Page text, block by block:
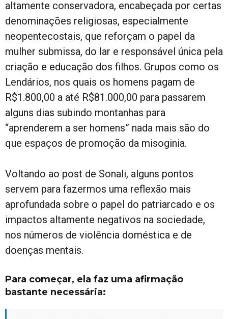
altamente conservadora, encabeçada por certas
denominações religiosas, especialmente
neopentecostais, que reforçam o papel da
mulher submissa, do lar e responsável única pela
criação e educação dos filhos. Grupos como os
Lendários, nos quais os homens pagam de
R$1.800,00 a até R$81.000,00 para passarem
alguns dias subindo montanhas para
“aprenderem a ser homens” nada mais são do
que espaços de promoção da misoginia.
Voltando ao post de Sonali, alguns pontos
servem para fazermos uma reflexão mais
aprofundada sobre o papel do patriarcado e os
impactos altamente negativos na sociedade,
nos números de violência doméstica e de
doenças mentais.
Para começar, ela faz uma afirmação
bastante necessária: